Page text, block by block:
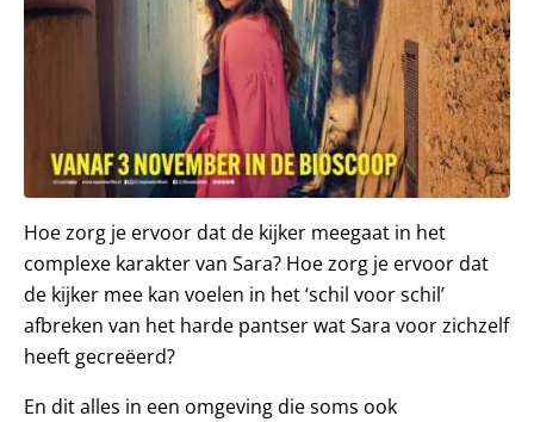
Hoe zorg je ervoor dat de kijker meegaat in het
complexe karakter van Sara? Hoe zorg je ervoor dat
de kijker mee kan voelen in het ‘schil voor schil’
afbreken van het harde pantser wat Sara voor zichzelf
heeft gecreëerd?
En dit alles in een omgeving die soms ook